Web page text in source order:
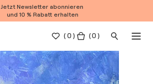
Jetzt Newsletter abonnieren
und 10 % Rabatt erhalten
(0 ) ( 0 )